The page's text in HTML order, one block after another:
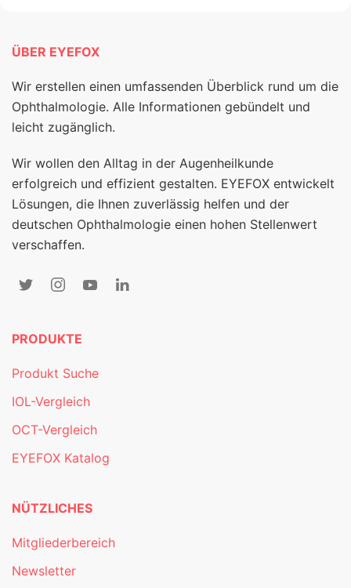
ÜBER EYEFOX
Wir erstellen einen umfassenden Überblick rund um die
Ophthalmologie. Alle Informationen gebündelt und
leicht zugänglich.
Wir wollen den Alltag in der Augenheilkunde
erfolgreich und effizient gestalten. EYEFOX entwickelt
Lösungen, die Ihnen zuverlässig helfen und der
deutschen Ophthalmologie einen hohen Stellenwert
verschaffen.
PRODUKTE
Produkt Suche
IOL-Vergleich
OCT-Vergleich
EYEFOX Katalog
NÜTZLICHES
Mitgliederbereich
Newsletter